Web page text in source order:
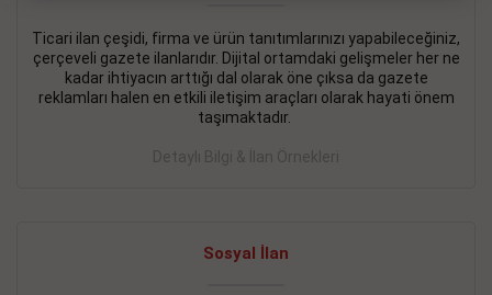
Ticari ilan çeşidi, firma ve ürün tanıtımlarınızı yapabileceğiniz,
çerçeveli gazete ilanlarıdır. Dijital ortamdaki gelişmeler her ne
kadar ihtiyacın arttığı dal olarak öne çıksa da gazete
reklamları halen en etkili iletişim araçları olarak hayati önem
taşımaktadır.
Detaylı Bilgi & İlan Örnekleri
Sosyal İlan
BAKIRKÖY SATILIK İlanı- 11.09.2018
KARTALTEPEde kelepir 2+ 1 satılık daire